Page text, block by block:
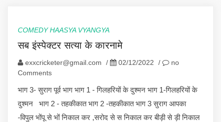
COMEDY HAASYA VYANGYA
सब इंस्पेक्टर सत्या के कारनामे
exxcricketer@gmail.com / 02/12/2022 /
no
Comments
भाग 3- सुराग पूर्व भाग भाग 1 - गिलहरियों के दुश्मन भाग 1-गिलहरियों के
दुश्मन भाग 2 - तहकीकात भाग 2 -तहकीकात भाग 3 सुराग आपका
-विपुल भोंपू से भों निकाल कर ,सरोद से स निकाल कर बीड़ी से ड़ी निकाल